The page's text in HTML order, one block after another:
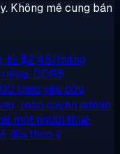
Không mê cung bán
từ $2,48/tháng
riêng, DDR5
theo yêu cầu
toàn quyền admin
một người thuê
đĩa theo ý